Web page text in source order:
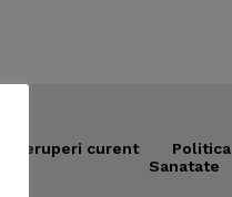
Intreruperi curent Politica
Sanatate